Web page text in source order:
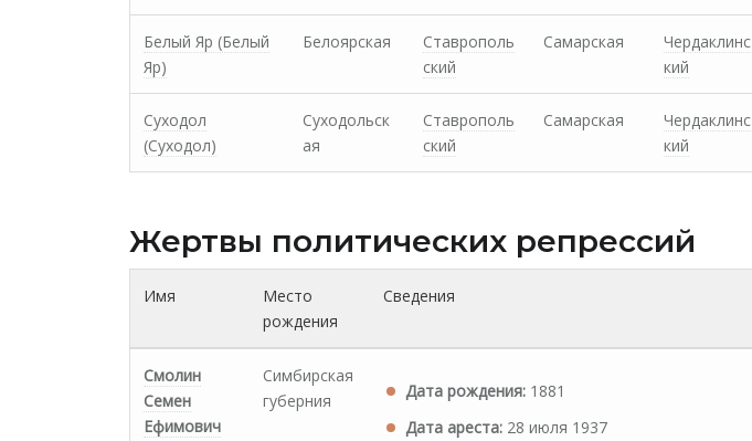
Белый Яр (Белый
Яр)
Белоярская
Ставрополь
ский
Самарская
Чердаклинс
кий
Суходол
(Суходол)
Суходольск
ая
Ставрополь
ский
Самарская
Чердаклинс
кий
Жертвы политических репрессий
Имя
Место
рождения
Сведения
Смолин
Семен
Ефимович
Симбирская
губерния
Дата рождения: 1881
Дата ареста: 28 июля 1937